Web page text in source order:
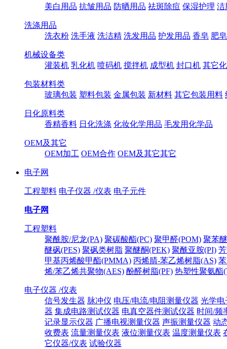
美白用品 抗皱用品 防晒用品 祛斑除痘 保湿护理 洁
洗涤用品
洗衣粉 洗手液 洗洁精 洗发用品 护发用品 香皂 肥皂
机械设备类
灌装机 乳化机 喷码机 搅拌机 成型机 封口机 其它
包装材料类
玻璃包装 塑料包装 金属包装 新材料 其它包装用料
日化原料类
香精香料 日化洗涤 化妆化学用品 毛发用化学品
OEM及其它
OEM加工 OEM合作 OEM及其它其它
电子网
工程塑料 电子仪器 /仪表 电子元件
电子网
工程塑料
聚酰胺/尼龙(PA) 聚碳酸酯(PC) 聚甲醛(POM) 聚苯
醚砜(PES) 聚砜类树脂 聚醚酮(PEK) 聚酰亚胺(PI)
甲基丙烯酸甲酯(PMMA) 丙烯腈-苯乙烯树脂(AS)
烯/苯乙烯共聚物(AES) 酚醛树脂(PF) 热塑性聚氨酯
电子仪器 /仪表
信号发生器 脉冲仪 电压/电流/电阻测量仪器 光学电
器 集成电路测试仪器 电真空器件测试仪器 时间/频
记录显示仪器 广播电视测量仪器 声振测量仪器 动
收费表 流量测量仪表 液位测量仪表 温度测量仪表
它仪器/仪表 试验仪器